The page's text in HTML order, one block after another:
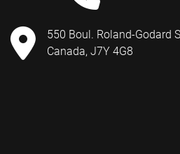
550 Boul. Roland-Godard
Canada, J7Y 4G8